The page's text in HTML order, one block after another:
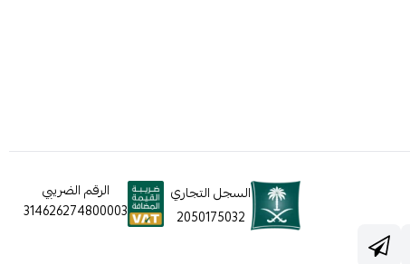
السجل التجاري
2050175032
الرقم الضريبي
314626274800003